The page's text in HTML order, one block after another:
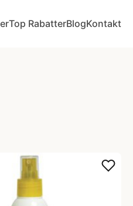
Top RabatterBlogKontakt